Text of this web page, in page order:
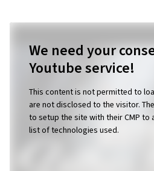
We need your
Youtube service!
This content is not permitted to
are not disclosed to the visitor.
to setup the site with their CMP
list of technologies used.